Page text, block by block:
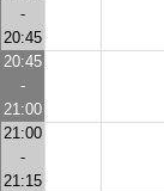
-
20:45
20:45
-
21:00
21:00
-
21:15